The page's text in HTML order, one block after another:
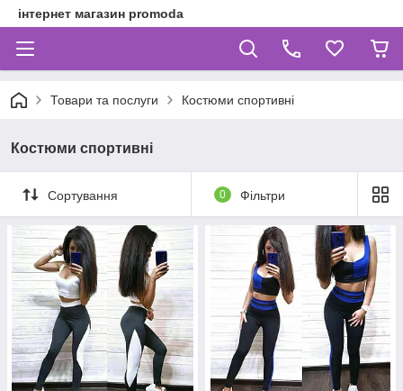
інтернет магазин promoda
Товари та послуги Костюми спортивні
Костюми спортивні
Сортування 0 Фільтри